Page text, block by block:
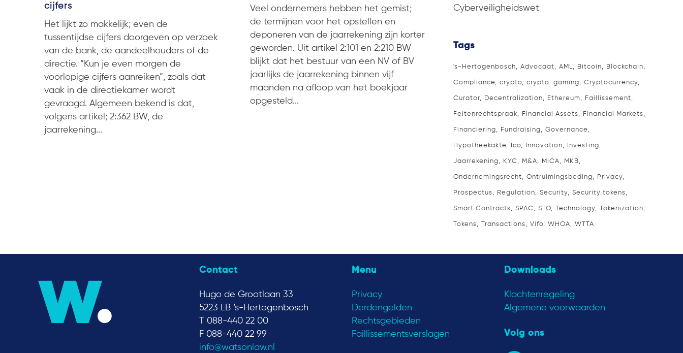
cijfers
Het lijkt zo makkelijk; even de
tussentijdse cijfers doorgeven op verzoek
van de bank, de aandeelhouders of de
directie. “Kun je even morgen de
voorlopige cijfers aanreiken”, zoals dat
vaak in de directiekamer wordt
gevraagd. Algemeen bekend is dat,
volgens artikel; 2:362 BW, de
jaarrekening...
Veel ondernemers hebben het gemist;
de termijnen voor het opstellen en
deponeren van de jaarrekening zijn korter
geworden. Uit artikel 2:101 en 2:210 BW
blijkt dat het bestuur van een NV of BV
jaarlijks de jaarrekening binnen vijf
maanden na afloop van het boekjaar
opgesteld...
Cyberveiligheidswet
Tags
's-Hertogenbosch Advocaat AML Bitcoin Blockchain
Compliance crypto crypto-gaming Cryptocurrency
Curator Decentralization Ethereum Faillissement
Feitenrechtspraak Financial Assets Financial Markets
Financiering Fundraising Governance
Hypotheekakte Ico Innovation Investing
Jaarrekening KYC M&A MiCA MKB
Ondernemingsrecht Ontruimingsbeding Privacy
Prospectus Regulation Security Security tokens
Smart Contracts SPAC STO Technology Tokenization
Tokens Transactions Vifo WHOA WTTA
Contact
Hugo de Grootlaan 33
5223 LB ‘s-Hertogenbosch
T 088-440 22 00
F 088-440 22 99
info@watsonlaw.nl
Menu
Privacy
Derdengelden
Rechtsgebieden
Faillissementsverslagen
Downloads
Klachtenregeling
Algemene voorwaarden
Volg ons